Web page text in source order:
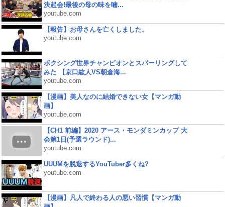
決起会!最後の母の味を噛...
youtube.com
【報告】お母さんを亡くしました。
youtube.com
ボクシング世界チャンピオンとスパーリングして
みた 【京口紘人VS朝倉海...
youtube.com
【漫画】美人なのに結婚できない女【マンガ動
画】
youtube.com
【CH1 前編】2020 アース・モンダミンカップ 大
会第1日(予選ラウンド)...
youtube.com
UUUMを脱退するYouTuber多くね?
youtube.com
【漫画】凡人で終わる人の悪い習慣【マンガ動